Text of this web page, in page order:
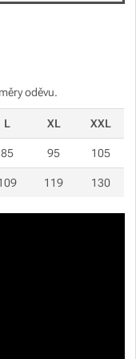
oděvu.
L XL XXL
85 95 105
119 130